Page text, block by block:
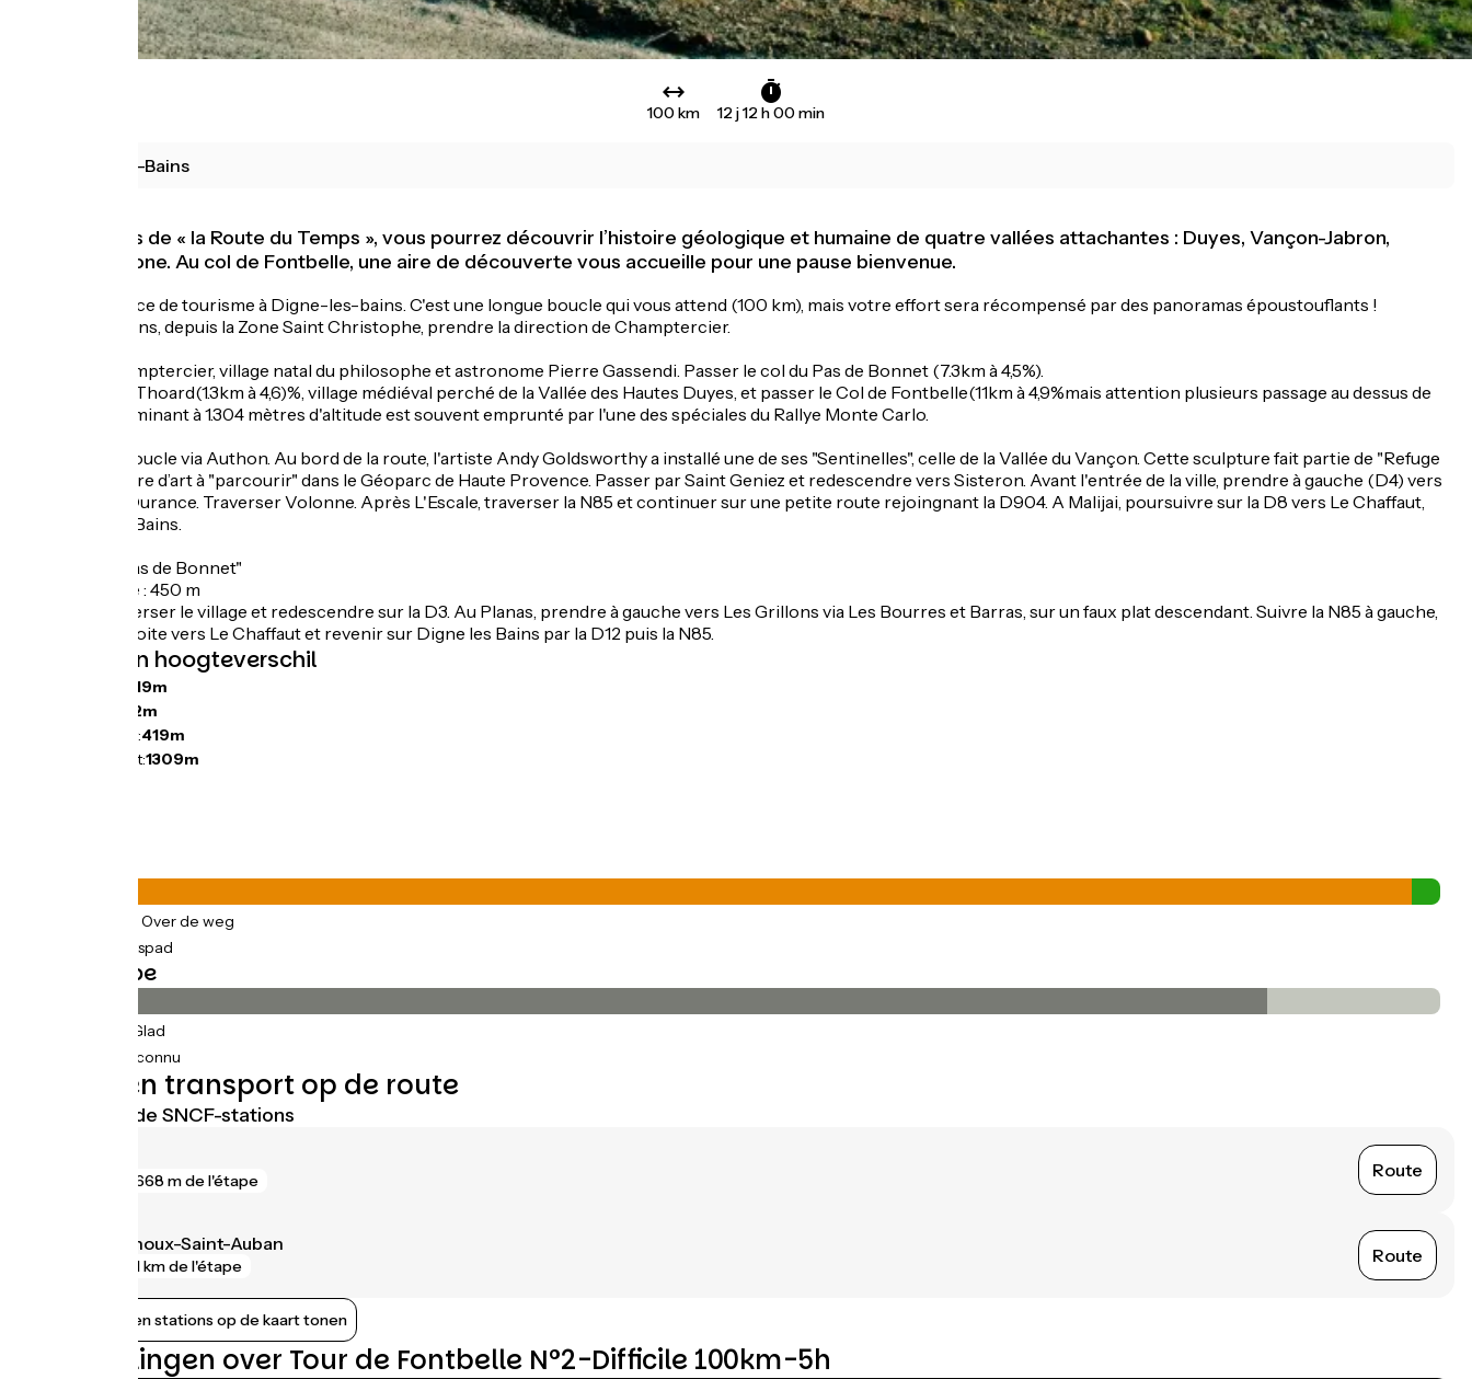
100 km 12 j 12 h 00 min
Digne-les-Bains
Avec les sites de « la Route du Temps », vous pourrez découvrir l’histoire géologique et humaine de quatre vallées attachantes : Duyes, Vançon-Jabron,
Durance, Bléone. Au col de Fontbelle, une aire de découverte vous accueille pour une pause bienvenue.
Départ de l'office de tourisme à Digne-les-bains. C'est une longue boucle qui vous attend (100 km), mais votre effort sera récompensé par des panoramas époustouflants !
À Digne les Bains, depuis la Zone Saint Christophe, prendre la direction de Champtercier.
Traverser Champtercier, village natal du philosophe et astronome Pierre Gassendi. Passer le col du Pas de Bonnet (7.3km à 4,5%).
Continuer sur Thoard(1.3km à 4,6)%, village médiéval perché de la Vallée des Hautes Duyes, et passer le Col de Fontbelle(11km à 4,9%mais attention plusieurs passage au dessus de
8%). Ce col culminant à 1.304 mètres d'altitude est souvent emprunté par l'une des spéciales du Rallye Monte Carlo.
Continuer la boucle via Authon. Au bord de la route, l'artiste Andy Goldsworthy a installé une de ses "Sentinelles", celle de la Vallée du Vançon. Cette sculpture fait partie de "Refuge
d'Art", une œuvre d’art à "parcourir" dans le Géoparc de Haute Provence. Passer par Saint Geniez et redescendre vers Sisteron. Avant l'entrée de la ville, prendre à gauche (D4) vers
la Vallée de la Durance. Traverser Volonne. Après L'Escale, traverser la N85 et continuer sur une petite route rejoingnant la D904. A Malijai, poursuivre sur la D8 vers Le Chaffaut,
puis Digne les Bains.
Variante "Le Pas de Bonnet"
46 km, dénivelé : 450 m
A Thoard, traverser le village et redescendre sur la D3. Au Planas, prendre à gauche vers Les Grillons via Les Bourres et Barras, sur un faux plat descendant. Suivre la N85 à gauche,
puis la D17 à droite vers Le Chaffaut et revenir sur Digne les Bains par la D12 puis la N85.
Hellingen en hoogteverschil
1319m
1312m
Laagste punt:419m
Hoogste punt:1309m
(97%) Over de weg
(2%) Fietspad
Wegdektype
(87%) Glad
(12%) Inconnu
Treinen en transport op de route
Dichtstbijzijnde SNCF-stations
668 m de l'étape Route
Château-Arnoux-Saint-Auban
1 km de l'étape Route
Nabijgelegen stations op de kaart tonen
Beoordelingen over Tour de Fontbelle N°2-Difficile 100km-5h